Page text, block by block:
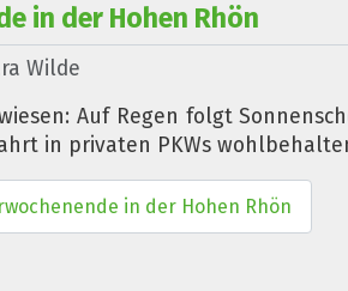
in der Hohen Rhön
Wilde
Auf Regen folgt
in privaten PKWs
in der Hohen Rhön